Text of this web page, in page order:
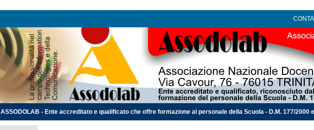
ASSODOLAB - Ente accreditato e qualificato che offre formazione al personale della Scuola - D.M. 177/2000